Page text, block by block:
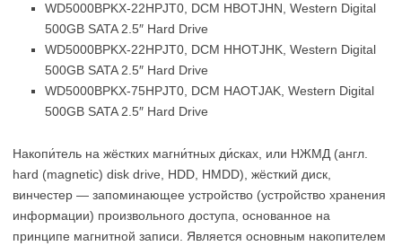
WD5000BPKX-22HPJT0, DCM HBOTJHN, Western Digital
500GB SATA 2.5″ Hard Drive
WD5000BPKX-22HPJT0, DCM HHOTJHK, Western Digital
500GB SATA 2.5″ Hard Drive
WD5000BPKX-75HPJT0, DCM HAOTJAK, Western Digital
500GB SATA 2.5″ Hard Drive
Накопи́тель на жёстких магни́тных ди́сках, или НЖМД (англ.
hard (magnetic) disk drive, HDD, HMDD), жёсткий диск,
винчестер — запоминающее устройство (устройство хранения
информации) произвольного доступа, основанное на
принципе магнитной записи. Является основным накопителем